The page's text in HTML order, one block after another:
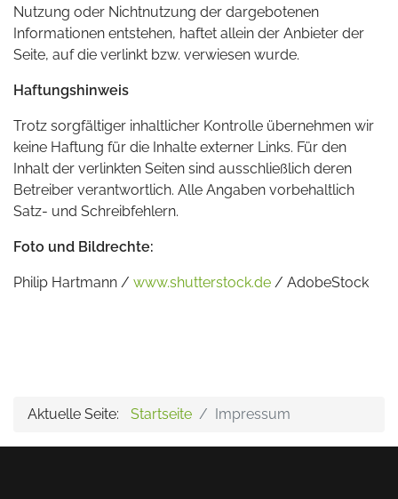
Nutzung oder Nichtnutzung der dargebotenen
Informationen entstehen, haftet allein der Anbieter der
Seite, auf die verlinkt bzw. verwiesen wurde.
Haftungshinweis
Trotz sorgfältiger inhaltlicher Kontrolle übernehmen wir
keine Haftung für die Inhalte externer Links. Für den
Inhalt der verlinkten Seiten sind ausschließlich deren
Betreiber verantwortlich. Alle Angaben vorbehaltlich
Satz- und Schreibfehlern.
Foto und Bildrechte:
Philip Hartmann / www.shutterstock.de / AdobeStock
Aktuelle Seite: Startseite Impressum